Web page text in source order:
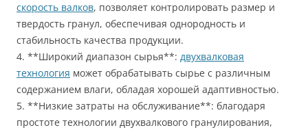
скорость валков, позволяет контролировать размер и
твердость гранул, обеспечивая однородность и
стабильность качества продукции.
4. **Широкий диапазон сырья**: двухвалковая
технология может обрабатывать сырье с различным
содержанием влаги, обладая хорошей адаптивностью.
5. **Низкие затраты на обслуживание**: благодаря
простоте технологии двухвалкового гранулирования,